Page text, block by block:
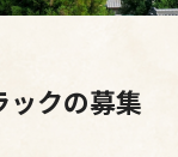
ックの募集